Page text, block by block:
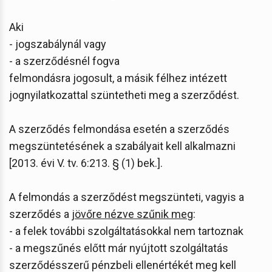
Aki
- jogszabálynál vagy
- a szerződésnél fogva
felmondásra jogosult, a másik félhez intézett
jognyilatkozattal szüntetheti meg a szerződést.
A szerződés felmondása esetén a szerződés
megszüntetésének a szabályait kell alkalmazni
[2013. évi V. tv. 6:213. § (1) bek.].
A felmondás a szerződést megszünteti, vagyis a
szerződés a jövőre nézve szűnik meg:
- a felek további szolgáltatásokkal nem tartoznak
- a megszűnés előtt már nyújtott szolgáltatás
szerződésszerű pénzbeli ellenértékét meg kell